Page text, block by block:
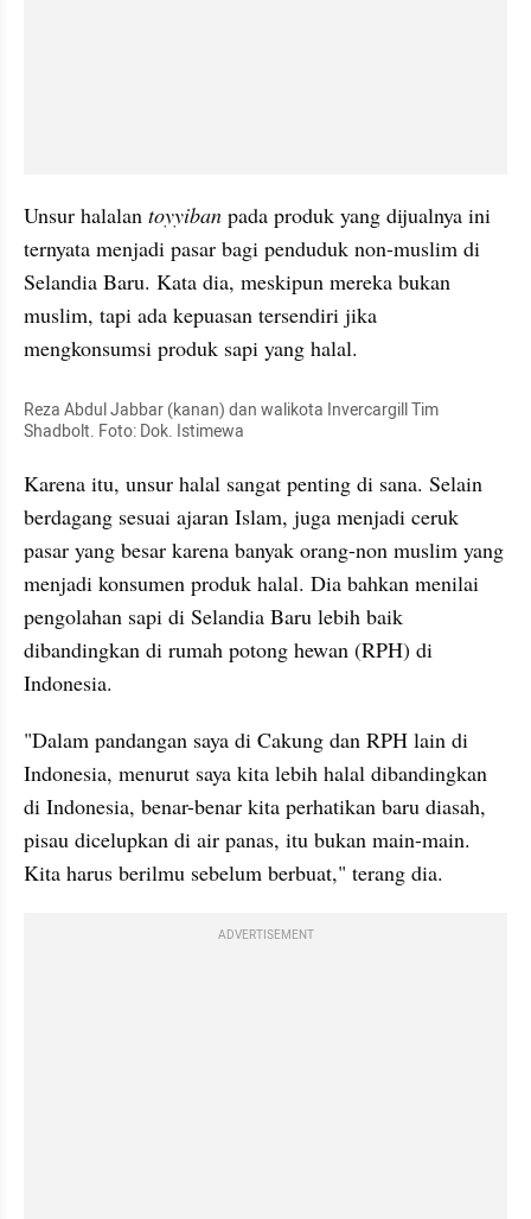
Unsur halalan toyyiban pada produk yang dijualnya ini
ternyata menjadi pasar bagi penduduk non-muslim di
Selandia Baru. Kata dia, meskipun mereka bukan
muslim, tapi ada kepuasan tersendiri jika
mengkonsumsi produk sapi yang halal.
Reza Abdul Jabbar (kanan) dan walikota Invercargill Tim
Shadbolt. Foto: Dok. Istimewa
Karena itu, unsur halal sangat penting di sana. Selain
berdagang sesuai ajaran Islam, juga menjadi ceruk
pasar yang besar karena banyak orang-non muslim yang
menjadi konsumen produk halal. Dia bahkan menilai
pengolahan sapi di Selandia Baru lebih baik
dibandingkan di rumah potong hewan (RPH) di
Indonesia.
"Dalam pandangan saya di Cakung dan RPH lain di
Indonesia, menurut saya kita lebih halal dibandingkan
di Indonesia, benar-benar kita perhatikan baru diasah,
pisau dicelupkan di air panas, itu bukan main-main.
Kita harus berilmu sebelum berbuat," terang dia.
ADVERTISEMENT